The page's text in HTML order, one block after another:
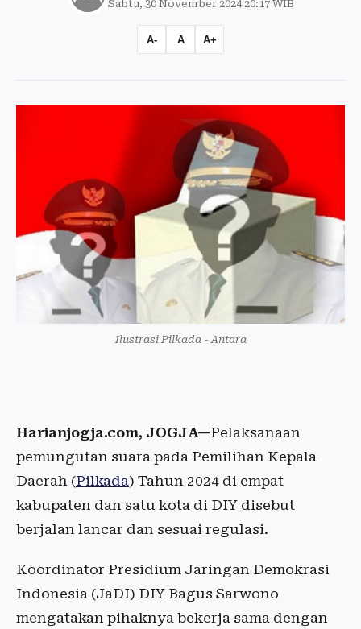
Sabtu, 30 November 2024 20:17 WIB
A- A A+
Ilustrasi Pilkada - Antara
Harianjogja.com, JOGJA—Pelaksanaan
pemungutan suara pada Pemilihan Kepala
Daerah (Pilkada) Tahun 2024 di empat
kabupaten dan satu kota di DIY disebut
berjalan lancar dan sesuai regulasi.
Koordinator Presidium Jaringan Demokrasi
Indonesia (JaDI) DIY Bagus Sarwono
mengatakan pihaknya bekerja sama dengan